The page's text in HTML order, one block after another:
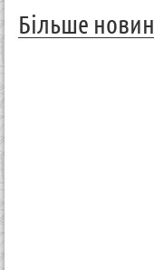
Більше новин